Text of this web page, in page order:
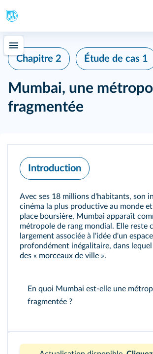
Chapitre 2 Étude de cas 1
Mumbai, une
fragmentée
Introduction
Avec ses 18 millions d'habitants, son
cinéma la plus productive au monde
place boursière, Mumbai apparaît
métropole de rang mondial. Elle reste
largement associée à l'idée d'un espace
profondément inégalitaire, dans
des « morceaux de ville ».
En quoi Mumbai est-elle une
fragmentée ?